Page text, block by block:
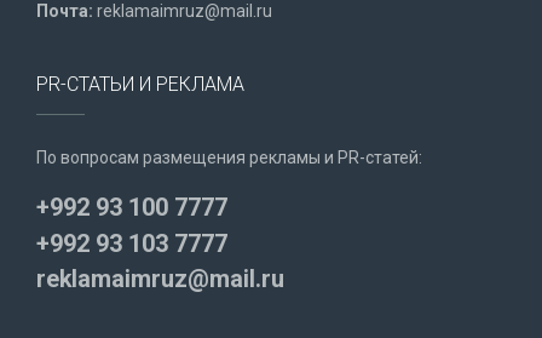
Почта: reklamaimruz@mail.ru
PR-СТАТЬИ И РЕКЛАМА
По вопросам размещения рекламы и PR-статей:
+992 93 100 7777
+992 93 103 7777
reklamaimruz@mail.ru